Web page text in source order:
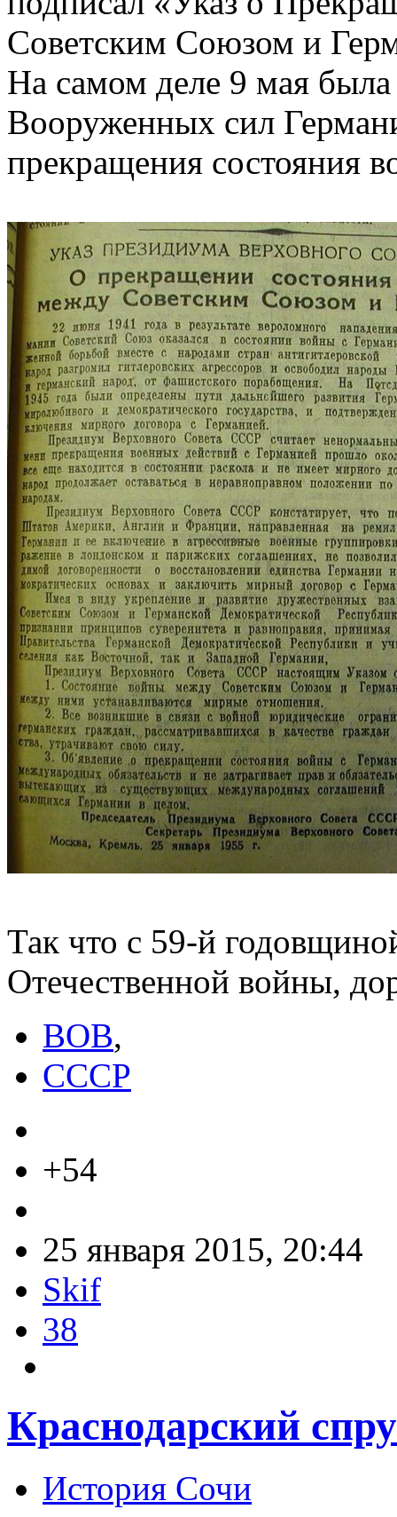
Советским Союзом и
На самом деле 9 мая
Вооруженных сил
прекращения состояния
Так что с 59-й
Отечественной войны,
ВОВ,
СССР
+54
25 января 2015, 20:44
Skif
38
Краснодарский
История Сочи